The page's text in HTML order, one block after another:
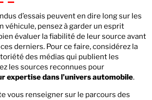
d’essais peuvent en dire long sur les
véhicule, pensez à garder un esprit
évaluer la fiabilité de leur source avant
derniers. Pour ce faire, considérez la
des médias qui publient les
les sources reconnues pour
expertise dans l’univers automobile.
vous renseigner sur le parcours des